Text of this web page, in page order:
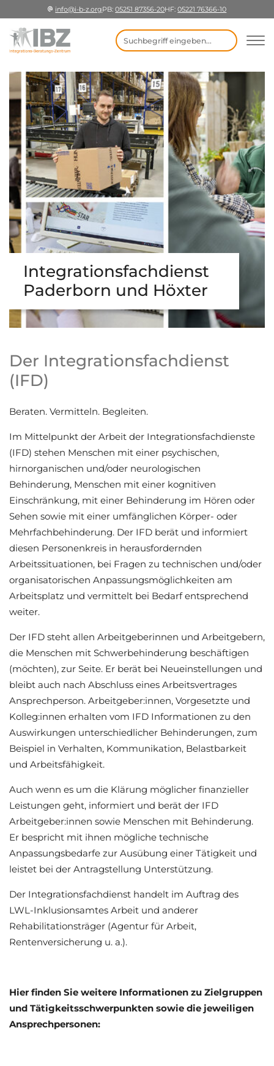
info@i-b-z.orgPB: 05251 87356-20HF: 05221 76366-10
Suchbegriff eingeben
Integrationsfachdienst
Paderborn und Höxter
Der Integrationsfachdienst
(IFD)
Beraten. Vermitteln. Begleiten.
Im Mittelpunkt der Arbeit der Integrationsfachdienste
(IFD) stehen Menschen mit einer psychischen,
hirnorganischen und/oder neurologischen
Behinderung, Menschen mit einer kognitiven
Einschränkung, mit einer Behinderung im Hören oder
Sehen sowie mit einer umfänglichen Körper- oder
Mehrfachbehinderung. Der IFD berät und informiert
diesen Personenkreis in herausfordernden
Arbeitssituationen, bei Fragen zu technischen und/oder
organisatorischen Anpassungsmöglichkeiten am
Arbeitsplatz und vermittelt bei Bedarf entsprechend
weiter.
Der IFD steht allen Arbeitgeberinnen und Arbeitgebern,
die Menschen mit Schwerbehinderung beschäftigen
(möchten), zur Seite. Er berät bei Neueinstellungen und
bleibt auch nach Abschluss eines Arbeitsvertrages
Ansprechperson. Arbeitgeber:innen, Vorgesetzte und
Kolleg:innen erhalten vom IFD Informationen zu den
Auswirkungen unterschiedlicher Behinderungen, zum
Beispiel in Verhalten, Kommunikation, Belastbarkeit
und Arbeitsfähigkeit.
Auch wenn es um die Klärung möglicher finanzieller
Leistungen geht, informiert und berät der IFD
Arbeitgeber:innen sowie Menschen mit Behinderung.
Er bespricht mit ihnen mögliche technische
Anpassungsbedarfe zur Ausübung einer Tätigkeit und
leistet bei der Antragstellung Unterstützung.
Der Integrationsfachdienst handelt im Auftrag des
LWL-Inklusionsamtes Arbeit und anderer
Rehabilitationsträger (Agentur für Arbeit,
Rentenversicherung u. a.).
Hier finden Sie weitere Informationen zu Zielgruppen
und Tätigkeitsschwerpunkten sowie die jeweiligen
Ansprechpersonen: